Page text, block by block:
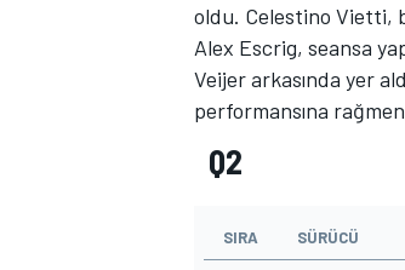
TÜRK SPORCULAR
oldu. Celestino Vietti,
Alex Escrig, seansa
Veijer arkasında yer
performansına
Q2
SIRA SÜRÜCÜ